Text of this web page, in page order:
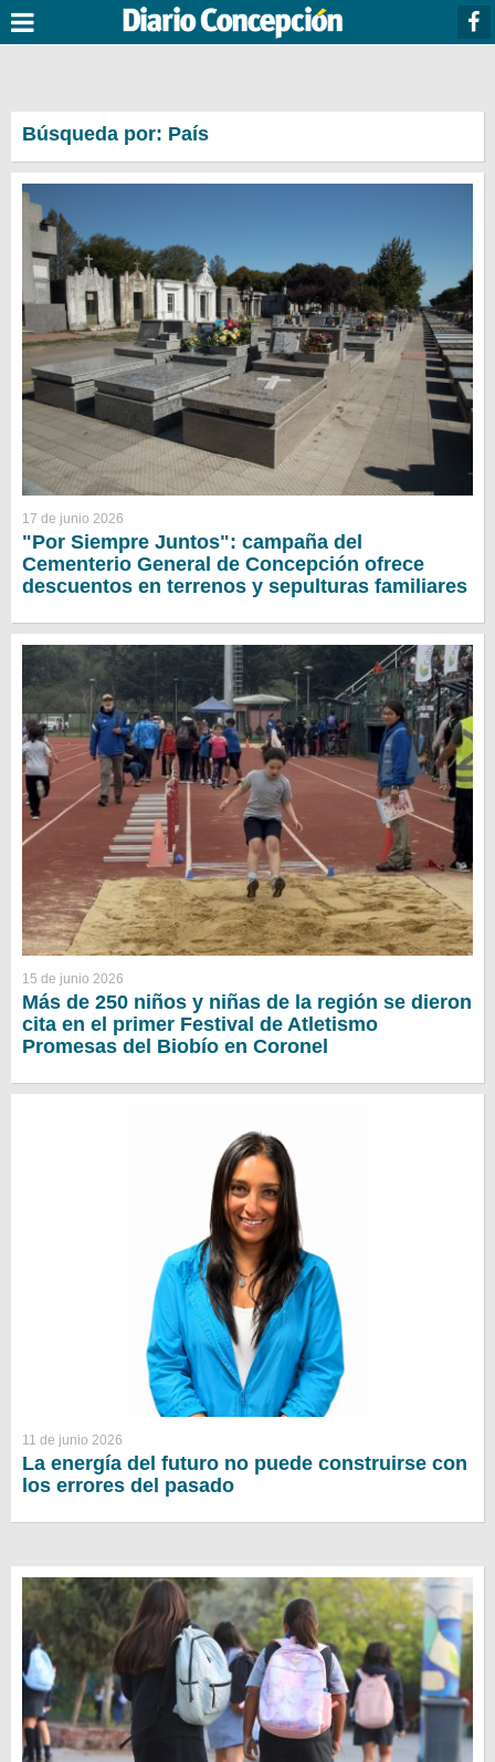
Búsqueda por: País
17 de junio 2026
"Por Siempre Juntos": campaña del
Cementerio General de Concepción ofrece
descuentos en terrenos y sepulturas familiares
15 de junio 2026
Más de 250 niños y niñas de la región se dieron
cita en el primer Festival de Atletismo
Promesas del Biobío en Coronel
11 de junio 2026
La energía del futuro no puede construirse con
los errores del pasado